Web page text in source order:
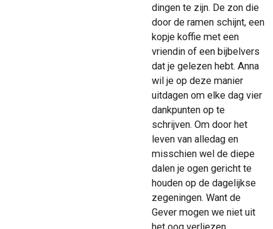
dingen te zijn. De zon die
door de ramen schijnt, een
kopje koffie met een
vriendin of een bijbelvers
dat je gelezen hebt. Anna
wil je op deze manier
uitdagen om elke dag vier
dankpunten op te
schrijven. Om door het
leven van alledag en
misschien wel de diepe
dalen je ogen gericht te
houden op de dagelijkse
zegeningen. Want de
Gever mogen we niet uit